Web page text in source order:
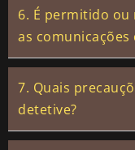
6. É permitido
as
7. Quais
detetive?